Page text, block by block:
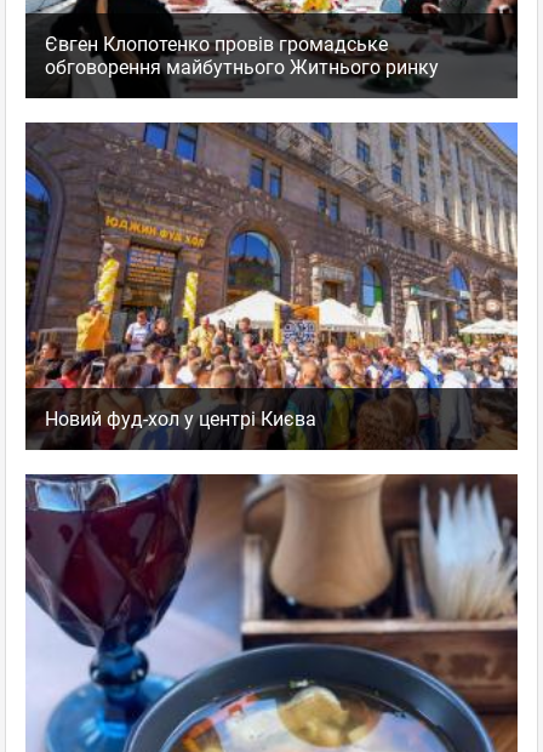
Євген Клопотенко провів громадське
обговорення майбутнього Житнього ринку
Новий фуд-хол у центрі Києва